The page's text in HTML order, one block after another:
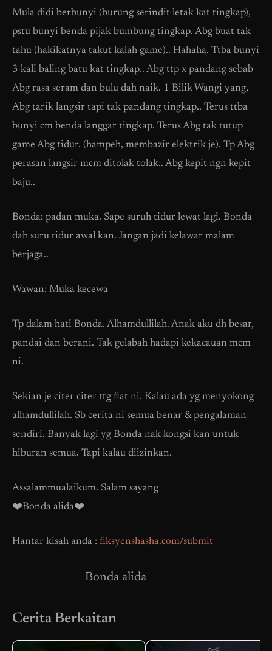
Mula didi berbunyi (burung serindit letak kat tingkap),
pstu bunyi benda pijak bumbung tingkap. Abg buat tak
tahu (hakikatnya takut kalah game).. Hahaha. Ttba bunyi
3 kali baling batu kat tingkap.. Abg ttp x pandang sebab
Abg rasa seram dan bulu dah naik. 1 Bilik Wangi yang,
Abg tarik langsir tapi tak pandang tingkap.. Terus ttba
bunyi cm benda langgar tingkap. Terus Abg tak tutup
game Abg tidur. (hampeh, membazir elektrik je). Tp Abg
perasan langsir mcm ditolak tolak.. Abg kepit ngn kepit
baju..
Bonda: padan muka. Sape suruh tidur lewat lagi. Bonda
dah suru tidur awal kan. Jangan jadi kelawar malam
berjaga..
Wawan: Muka kecewa
Tp dalam hati Bonda. Alhamdullilah. Anak aku dh besar,
pandai dan berani. Tak gelabah hadapi kekacauan mcm
ni.
Sekian je citer citer ttg flat ni. Kalau ada yg menyokong
alhamdullilah. Sb cerita ni semua benar & pengalaman
sendiri. Banyak lagi yg Bonda nak kongsi kan untuk
hiburan semua. Tapi kalau diizinkan.
Assalammualaikum. Salam sayang
❤️Bonda alida❤️
Hantar kisah anda : fiksyenshasha.com/submit
Bonda alida
Cerita Berkaitan